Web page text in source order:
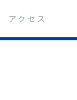
アクセス